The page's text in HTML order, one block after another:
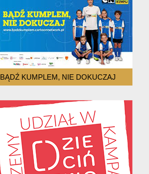
BĄDŹ KUMPLEM, NIE DOKUCZAJ